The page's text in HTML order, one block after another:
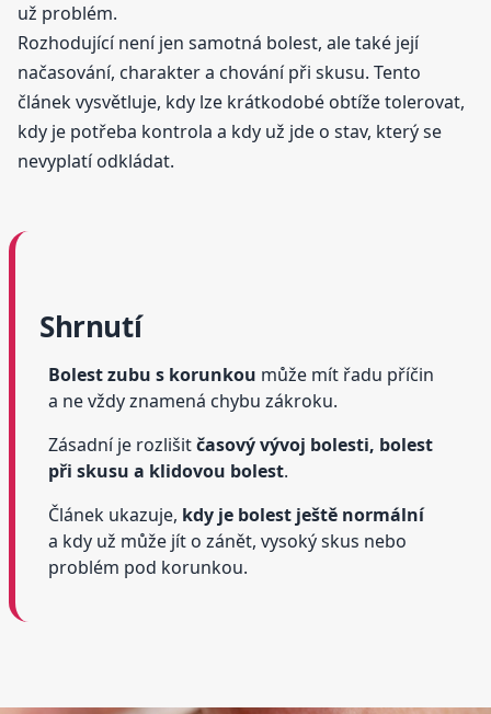
už problém.
Rozhodující není jen samotná bolest, ale také její
načasování, charakter a chování při skusu. Tento
článek vysvětluje, kdy lze krátkodobé obtíže tolerovat,
kdy je potřeba kontrola a kdy už jde o stav, který se
nevyplatí odkládat.
Shrnutí
Bolest zubu s korunkou může mít řadu příčin
a ne vždy znamená chybu zákroku.
Zásadní je rozlišitčasový vývoj bolesti, bolest
při skusu a klidovou bolest.
Článek ukazuje, kdy je bolest ještě normální
a kdy už může jít o zánět, vysoký skus nebo
problém pod korunkou.